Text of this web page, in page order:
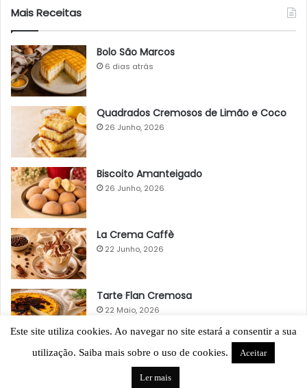
Mais Receitas
Bolo São Marcos
6 dias atrás
Quadrados Cremosos de Limão e Coco
26 Junho, 2026
Biscoito Amanteigado
26 Junho, 2026
La Crema Caffè
22 Junho, 2026
Tarte Flan Cremosa
22 Maio, 2026
Este site utiliza cookies. Ao navegar no site estará a consentir a sua
utilização. Saiba mais sobre o uso de cookies.
Aceitar
Ler mais